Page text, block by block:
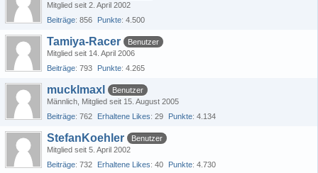
Mitglied seit 2. April 2002
Beiträge 856 Punkte 4.500
Tamiya-Racer
Benutzer
Mitglied seit 14. April 2006
Beiträge 793 Punkte 4.265
mucklmaxl
Benutzer
Männlich Mitglied seit 15. August 2005
Beiträge 762 Erhaltene Likes 29 Punkte 4.134
StefanKoehler
Benutzer
Mitglied seit 5. April 2002
Beiträge 732 Erhaltene Likes 40 Punkte 4.730